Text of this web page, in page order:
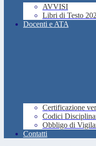
AVVISI
Libri di Testo
Docenti e ATA
Certificazione
Codici
Obbligo di
Contatti